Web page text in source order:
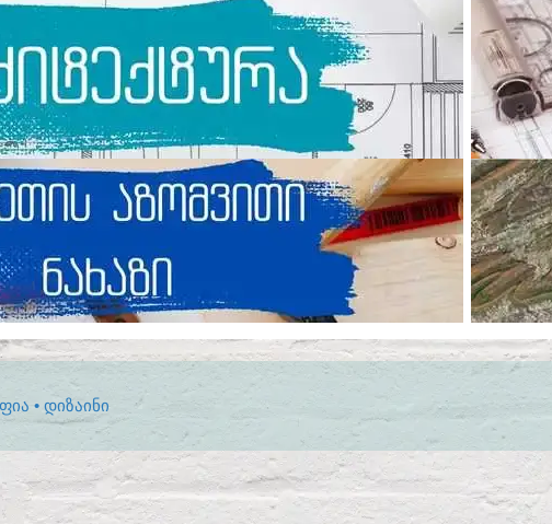
• ᲓᲘᲖᲐᲘᲜᲘ